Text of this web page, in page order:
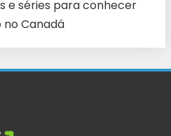
e séries para conhecer
Canadá